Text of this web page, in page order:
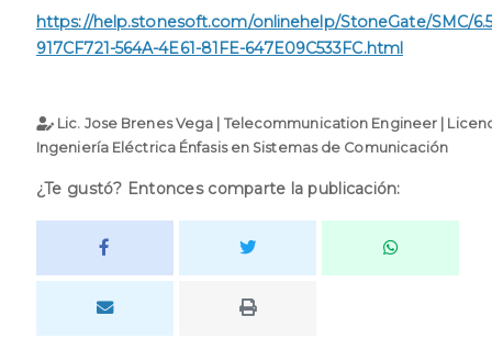
https://help.stonesoft.com/onlinehelp/StoneGate/SMC/
917CF721-564A-4E61-81FE-647E09C533FC.html
Lic. Jose Brenes Vega | Telecommunication Engineer |
Ingeniería Eléctrica Énfasis en Sistemas de Comunicación
¿Te gustó? Entonces comparte la publicación: